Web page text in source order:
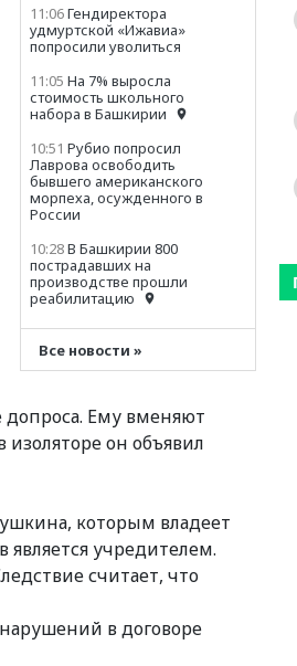
11:06Гендиректора
удмуртской «Ижавиа»
попросили уволиться
11:05 На 7% выросла
стоимость школьного
набора в Башкирии
10:51 Рубио попросил
Лаврова освободить
бывшего американского
морпеха, осужденного в
России
10:28В Башкирии 800
пострадавших на
производстве прошли
реабилитацию
10:22В Екатеринбурге
атакован склад Wildberries
есть жертвы
09:00 Лесной пожар в 30
08:00
Суд обязал Meta
выплатить $567 млн по делу
о вреде психическому
здоровью детей
против «родильного
туризма» в США
Все новости »
допроса. Ему вменяют
он объявил
которым владеет
учредителем.
считает, что
в договоре